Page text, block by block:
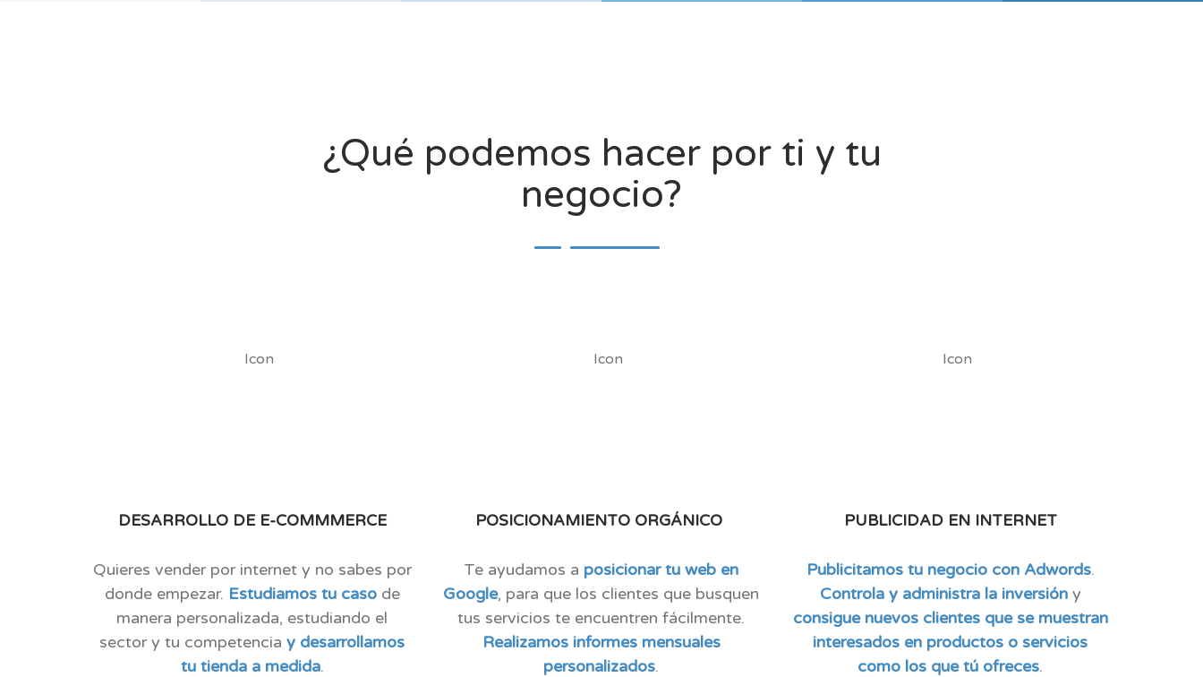
¿Qué podemos hacer por ti y tu
negocio?
DESARROLLO DE E-COMMMERCE
Quieres vender por internet y no sabes por
donde empezar. Estudiamos tu casode
manera personalizada, estudiando el
sector y tu competenciay desarrollamos
tu tienda a medida.
POSICIONAMIENTO ORGÁNICO
Te ayudamos a posicionar tu web en
Google, para que los clientes que busquen
tus servicios te encuentren fácilmente.
Realizamos informes mensuales
personalizados.
PUBLICIDAD EN INTERNET
Publicitamos tu negocio con Adwords.
Controla y administra la inversióny
consigue nuevos clientes que se muestran
interesados en productos o servicios
como los que tú ofreces.